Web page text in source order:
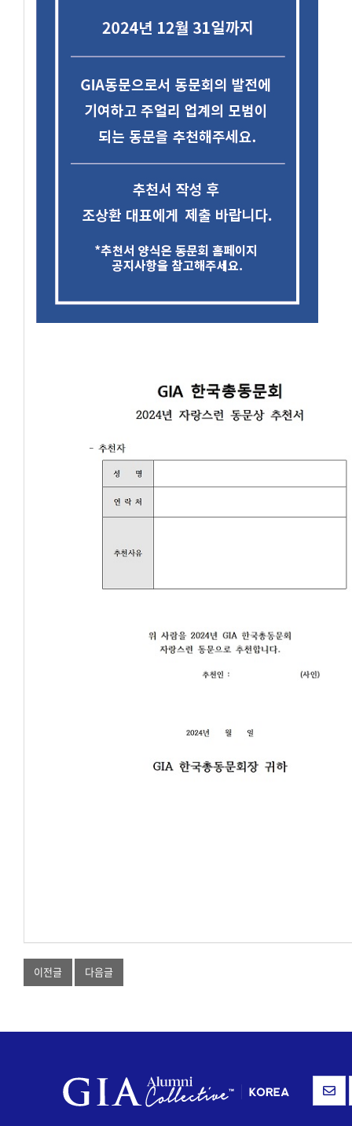
이전글 다음글